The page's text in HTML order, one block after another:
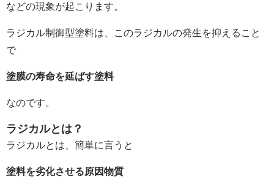
などの現象が起こります。
ラジカル制御型塗料は、このラジカルの発生を抑えること
で
塗膜の寿命を延ばす塗料
なのです。
ラジカルとは？
ラジカルとは、簡単に言うと
塗料を劣化させる原因物質